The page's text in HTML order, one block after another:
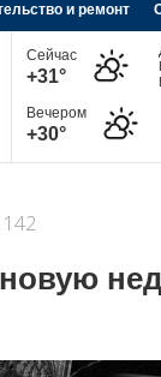
и ремонт
Сейчас
+31°
Вечером
+30°